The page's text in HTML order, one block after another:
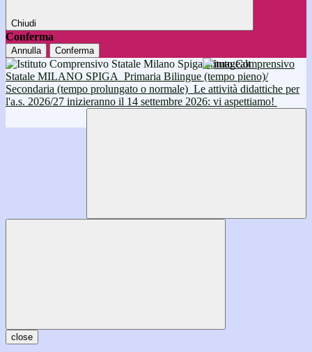
Chiudi
Conferma
Annulla Conferma
Istituto Comprensivo
Statale MILANO SPIGA Primaria Bilingue (tempo pieno)/
Secondaria (tempo prolungato o normale) Le attività didattiche per
l'a.s. 2026/27 inizieranno il 14 settembre 2026: vi aspettiamo!
close